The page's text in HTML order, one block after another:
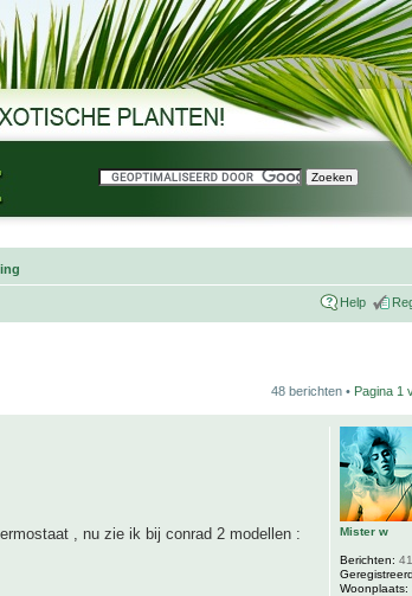
Help
48 berichten • Pagina 1
, nu zie ik bij conrad 2 modellen : Mister w
Berichten:
Woonplaats: